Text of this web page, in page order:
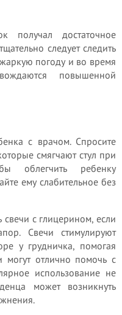
получал достаточное
следует следить
погоду и во время
повышенной
с врачом. Спросите
смягчают стул при
облегчить ребенку
ему слабительное без
с глицерином, если
Свечи стимулируют
у грудничка, помогая
могут отлично помочь с
использование не
может возникнуть